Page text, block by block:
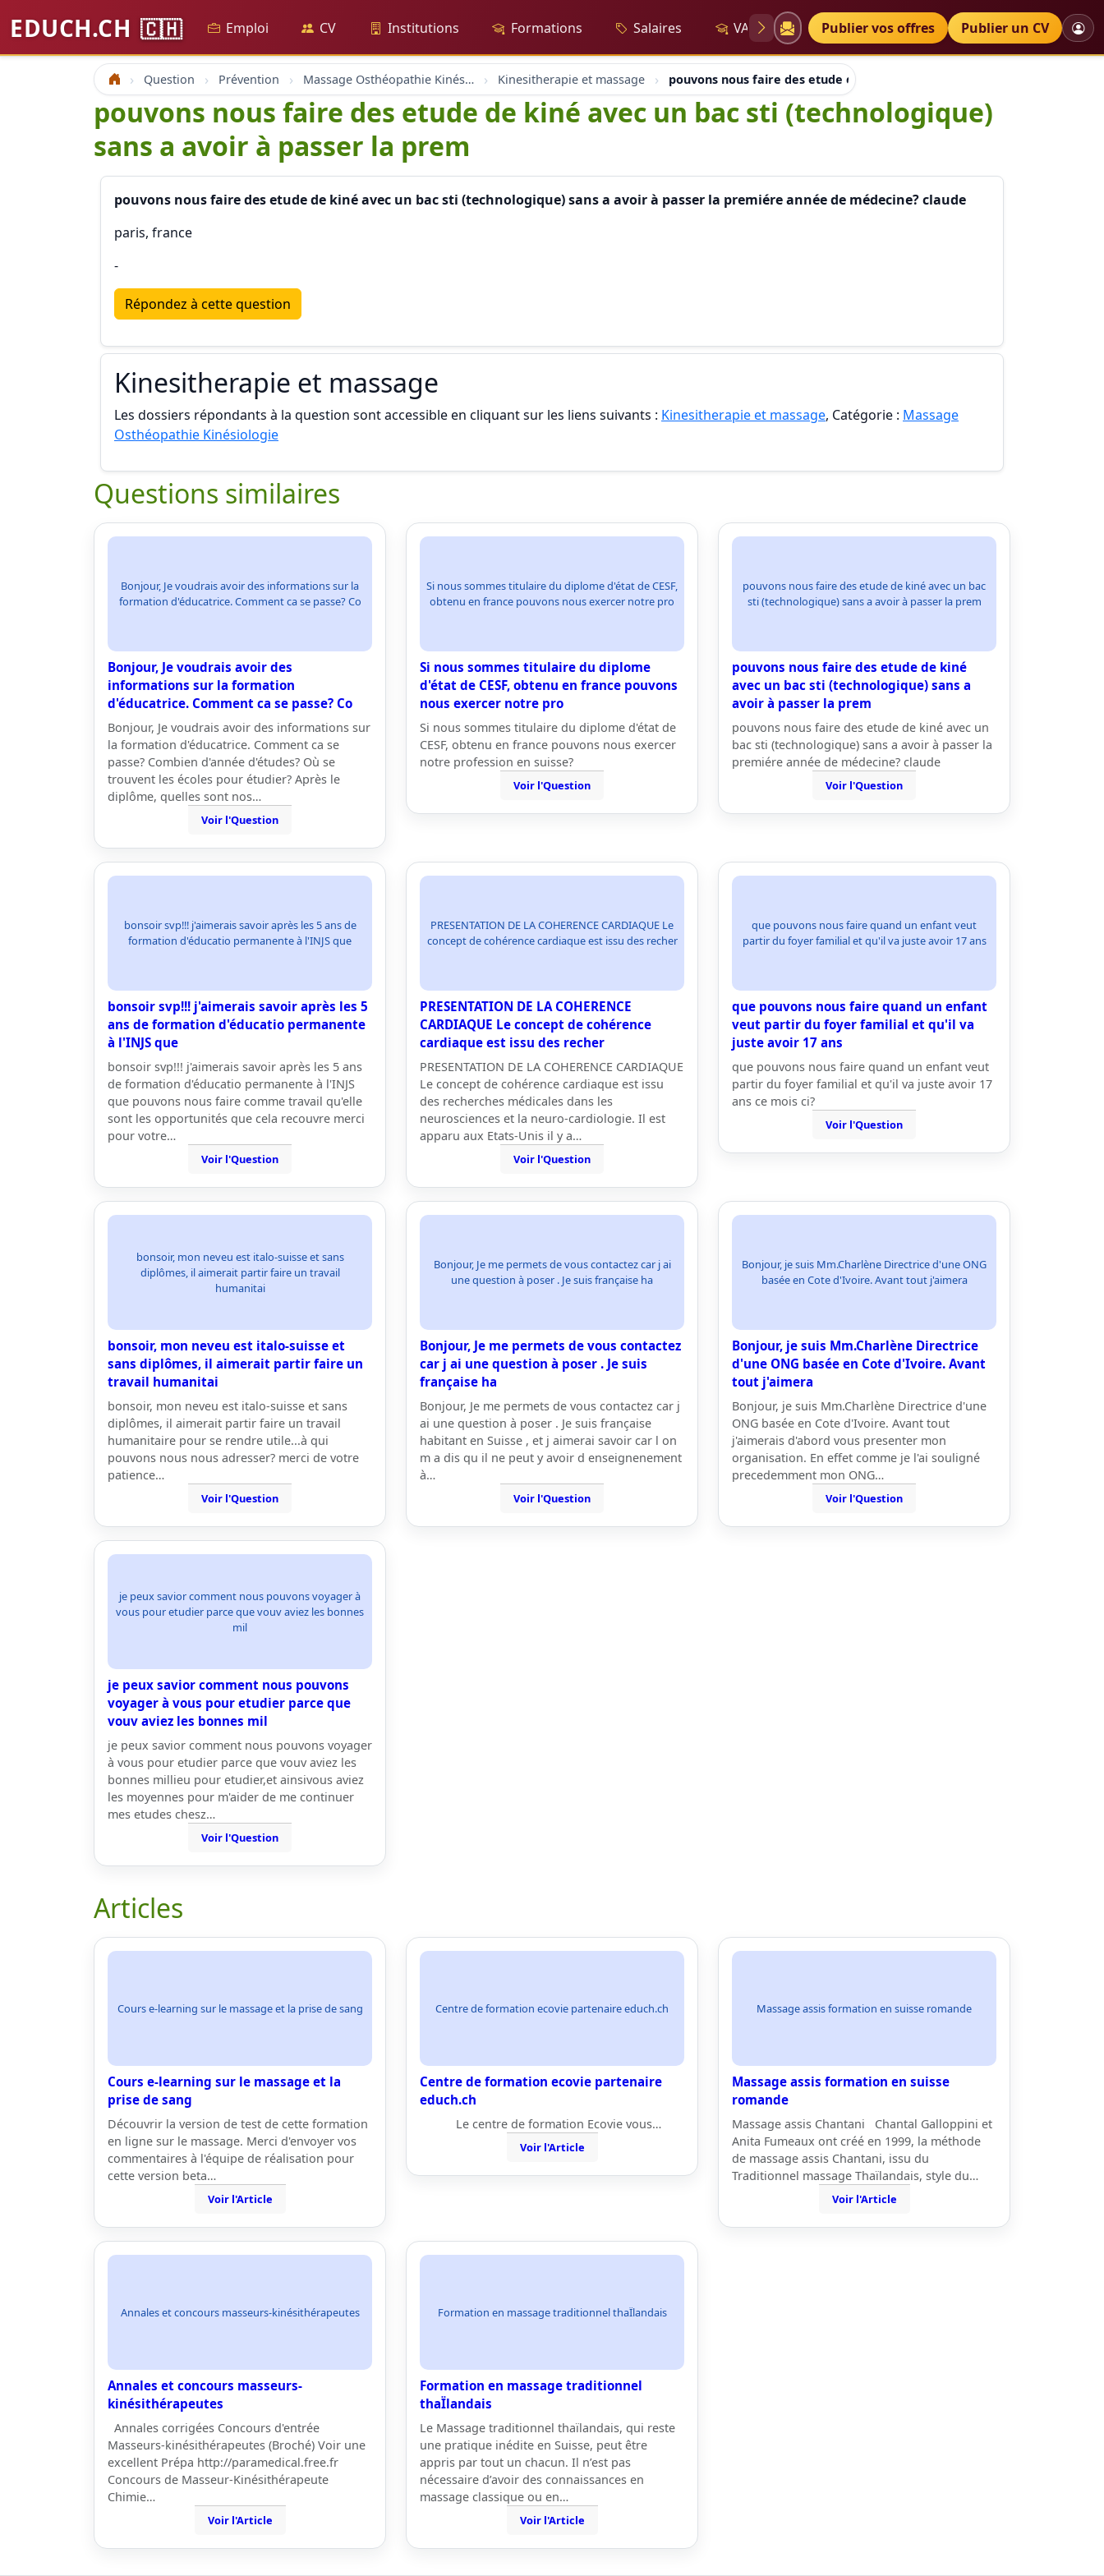
EDUCH.CH 🇨🇭 Emploi CV Institutions Formations Salaires VAE Diplômes Petites annonces
Publier vos offres Publier un CV
Accueil Question Prévention Massage Osthéopathie Kinésiologie Kinesitherapie et massage pouvons nous faire des etude de kiné avec un bac sti (technologique)
pouvons nous faire des etude de kiné avec un bac sti (technologique)
sans a avoir à passer la prem
pouvons nous faire des etude de kiné avec un bac sti (technologique) sans a avoir à passer la premiére année de médecine? claude
paris, france
-
Répondez à cette question
Kinesitherapie et massage
Les dossiers répondants à la question sont accessible en cliquant sur les liens suivants : Kinesitherapie et massage, Catégorie : Massage
Osthéopathie Kinésiologie
Questions similaires
Bonjour, Je voudrais avoir des informations sur la
formation d'éducatrice. Comment ca se passe? Co
Bonjour, Je voudrais avoir des
informations sur la formation
d'éducatrice. Comment ca se passe? Co
Bonjour, Je voudrais avoir des informations sur
la formation d'éducatrice. Comment ca se
passe? Combien d'année d'études? Où se
trouvent les écoles pour étudier? Après le
diplôme, quelles sont nos…
Voir l'Question
Si nous sommes titulaire du diplome d'état de CESF,
obtenu en france pouvons nous exercer notre pro
Si nous sommes titulaire du diplome
d'état de CESF, obtenu en france pouvons
nous exercer notre pro
Si nous sommes titulaire du diplome d'état de
CESF, obtenu en france pouvons nous exercer
notre profession en suisse?
Voir l'Question
pouvons nous faire des etude de kiné avec un bac
sti (technologique) sans a avoir à passer la prem
pouvons nous faire des etude de kiné
avec un bac sti (technologique) sans a
avoir à passer la prem
pouvons nous faire des etude de kiné avec un
bac sti (technologique) sans a avoir à passer la
premiére année de médecine? claude
Voir l'Question
bonsoir svp!!! j'aimerais savoir après les 5 ans de
formation d'éducatio permanente à l'INJS que
bonsoir svp!!! j'aimerais savoir après les 5
ans de formation d'éducatio permanente
à l'INJS que
bonsoir svp!!! j'aimerais savoir après les 5 ans
de formation d'éducatio permanente à l'INJS
que pouvons nous faire comme travail qu'elle
sont les opportunités que cela recouvre merci
pour votre…
Voir l'Question
PRESENTATION DE LA COHERENCE CARDIAQUE Le
concept de cohérence cardiaque est issu des recher
PRESENTATION DE LA COHERENCE
CARDIAQUE Le concept de cohérence
cardiaque est issu des recher
PRESENTATION DE LA COHERENCE CARDIAQUE
Le concept de cohérence cardiaque est issu
des recherches médicales dans les
neurosciences et la neuro-cardiologie. Il est
apparu aux Etats-Unis il y a…
Voir l'Question
que pouvons nous faire quand un enfant veut
partir du foyer familial et qu'il va juste avoir 17 ans
que pouvons nous faire quand un enfant
veut partir du foyer familial et qu'il va
juste avoir 17 ans
que pouvons nous faire quand un enfant veut
partir du foyer familial et qu'il va juste avoir 17
ans ce mois ci?
Voir l'Question
bonsoir, mon neveu est italo-suisse et sans
diplômes, il aimerait partir faire un travail
humanitai
bonsoir, mon neveu est italo-suisse et
sans diplômes, il aimerait partir faire un
travail humanitai
bonsoir, mon neveu est italo-suisse et sans
diplômes, il aimerait partir faire un travail
humanitaire pour se rendre utile...à qui
pouvons nous nous adresser? merci de votre
patience…
Voir l'Question
Bonjour, Je me permets de vous contactez car j ai
une question à poser . Je suis française ha
Bonjour, Je me permets de vous contactez
car j ai une question à poser . Je suis
française ha
Bonjour, Je me permets de vous contactez car j
ai une question à poser . Je suis française
habitant en Suisse , et j aimerai savoir car l on
m a dis qu il ne peut y avoir d enseignenement
à…
Voir l'Question
Bonjour, je suis Mm.Charlène Directrice d'une ONG
basée en Cote d'Ivoire. Avant tout j'aimera
Bonjour, je suis Mm.Charlène Directrice
d'une ONG basée en Cote d'Ivoire. Avant
tout j'aimera
Bonjour, je suis Mm.Charlène Directrice d'une
ONG basée en Cote d'Ivoire. Avant tout
j'aimerais d'abord vous presenter mon
organisation. En effet comme je l'ai souligné
precedemment mon ONG…
Voir l'Question
je peux savior comment nous pouvons voyager à
vous pour etudier parce que vouv aviez les bonnes
mil
je peux savior comment nous pouvons
voyager à vous pour etudier parce que
vouv aviez les bonnes mil
je peux savior comment nous pouvons voyager
à vous pour etudier parce que vouv aviez les
bonnes millieu pour etudier,et ainsivous aviez
les moyennes pour m'aider de me continuer
mes etudes chesz…
Voir l'Question
Articles
Cours e-learning sur le massage et la prise de sang
Cours e-learning sur le massage et la
prise de sang
Découvrir la version de test de cette formation
en ligne sur le massage. Merci d'envoyer vos
commentaires à l'équipe de réalisation pour
cette version beta…
Voir l'Article
Centre de formation ecovie partenaire educh.ch
Centre de formation ecovie partenaire
educh.ch
Le centre de formation Ecovie vous…
Voir l'Article
Massage assis formation en suisse romande
Massage assis formation en suisse
romande
Massage assis Chantani Chantal Galloppini et
Anita Fumeaux ont créé en 1999, la méthode
de massage assis Chantani, issu du
Traditionnel massage Thaïlandais, style du…
Voir l'Article
Annales et concours masseurs-kinésithérapeutes
Annales et concours masseurs-
kinésithérapeutes
Annales corrigées Concours d'entrée
Masseurs-kinésithérapeutes (Broché) Voir une
excellent Prépa http://paramedical.free.fr
Concours de Masseur-Kinésithérapeute
Chimie…
Voir l'Article
Formation en massage traditionnel thaÏlandais
Formation en massage traditionnel
thaÏlandais
Le Massage traditionnel thaïlandais, qui reste
une pratique inédite en Suisse, peut être
appris par tout un chacun. Il n’est pas
nécessaire d’avoir des connaissances en
massage classique ou en…
Voir l'Article